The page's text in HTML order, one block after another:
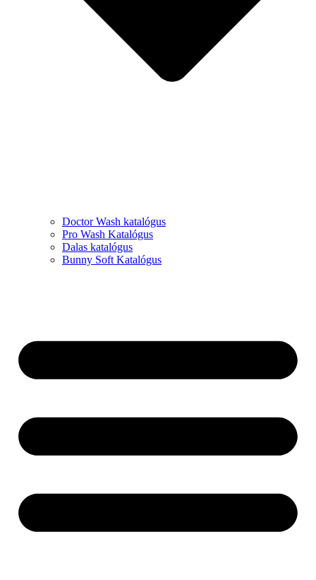
Doctor Wash katalógus
Pro Wash Katalógus
Dalas katalógus
Bunny Soft Katalógus